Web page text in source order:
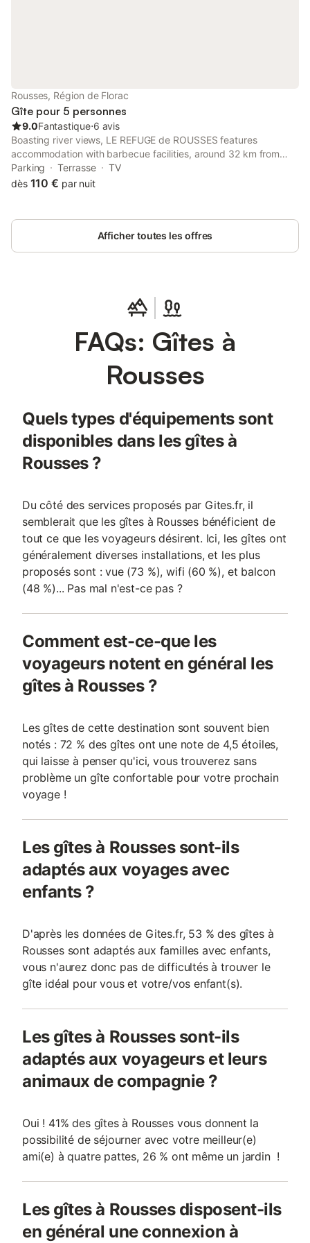
Rousses, Région de Florac
Gîte pour 5 personnes
9.0Fantastique⋅6 avis
Boasting river views, LE REFUGE de ROUSSES features
accommodation with barbecue facilities, around 32 km from
Aven Armand Cave. This property offers access to a terrace
and free private parking.
Parking Terrasse
TV
dès 110 € par nuit
Afficher toutes les offres
FAQs: Gîtes à
Rousses
Quels types d'équipements sont
disponibles dans les gîtes à
Rousses ?
Du côté des services proposés par Gites.fr, il
semblerait que les gîtes à Rousses bénéficient de
tout ce que les voyageurs désirent. Ici, les gîtes ont
généralement diverses installations, et les plus
proposés sont : vue (73 %), wifi (60 %), et balcon
(48 %)... Pas mal n'est-ce pas ?
Comment est-ce-que les
voyageurs notent en général les
gîtes à Rousses ?
Les gîtes de cette destination sont souvent bien
notés : 72 % des gîtes ont une note de 4,5 étoiles,
qui laisse à penser qu'ici, vous trouverez sans
problème un gîte confortable pour votre prochain
voyage !
Les gîtes à Rousses sont-ils
adaptés aux voyages avec
enfants ?
D'après les données de Gites.fr, 53 % des gîtes à
Rousses sont adaptés aux familles avec enfants,
vous n'aurez donc pas de difficultés à trouver le
gîte idéal pour vous et votre/vos enfant(s).
Les gîtes à Rousses sont-ils
adaptés aux voyageurs et leurs
animaux de compagnie ?
Oui ! 41% des gîtes à Rousses vous donnent la
possibilité de séjourner avec votre meilleur(e)
ami(e) à quatre pattes, 26 % ont même un jardin !
Les gîtes à Rousses disposent-ils
en général une connexion à